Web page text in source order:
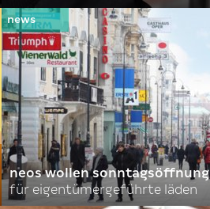
neos wollen sonntagsöffnung
für eigentümergeführte läden